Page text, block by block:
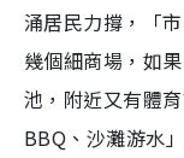
涌居民力撐，「
幾個細商場，如
池，附近又有體
BBQ、沙灘游水